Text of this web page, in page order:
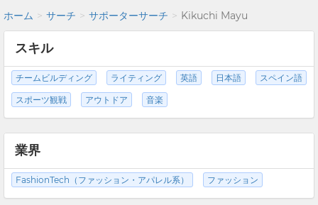
ホーム サーチ サポーターサーチ Kikuchi Mayu
スキル
チームビルディング ライティング 英語 日本語 スペイン語
スポーツ観戦 アウトドア 音楽
業界
FashionTech（ファッション・アパレル系） ファッション